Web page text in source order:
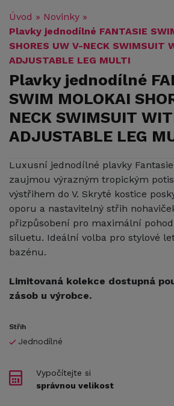
Úvod » Novinky »
Plavky jednodílné FANTASIE
SHORES UW V-NECK SWIMSUIT
ADJUSTABLE LEG MULTI
Plavky jednodílné
SWIM MOLOKAI
NECK SWIMSUIT
ADJUSTABLE LEG
Luxusní jednodílné plavky
zaujmou výrazným tropickým
výstřihem do V. Skryté kostice
oporu a nastavitelný střih
přizpůsobení pro maximální
siluetu. Ideální volba pro stylové
bazénu.
Limitovaná kolekce dostupná
zásob u výrobce.
Střih
Jednodílné
Vypočítejte si
správnou velikost